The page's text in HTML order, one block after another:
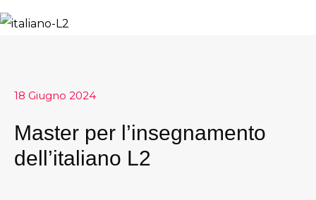
18 Giugno 2024
Master per l’insegnamento
dell’italiano L2